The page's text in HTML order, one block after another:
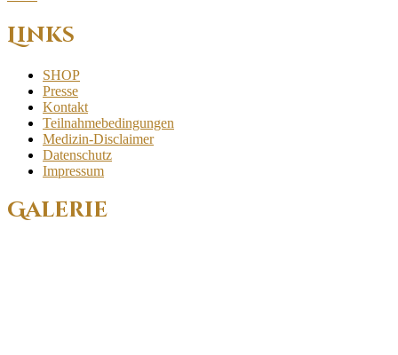
Links
SHOP
Presse
Kontakt
Teilnahmebedingungen
Medizin-Disclaimer
Datenschutz
Impressum
Galerie